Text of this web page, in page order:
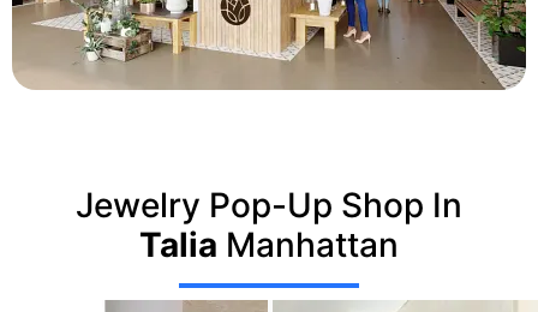
Jewelry Pop-Up Shop In
Manhattan
Talia